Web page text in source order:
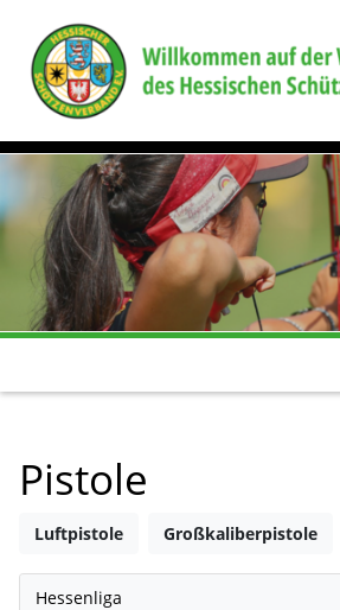
Pistole
Luftpistole Großkaliberpistole
Hessenliga